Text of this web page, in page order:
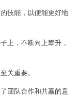
技能，以便能更好地
，不断向上攀升，
重要。
团队合作和共赢的意